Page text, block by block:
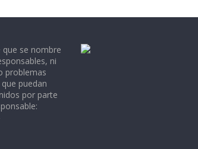
se nombre
ni
problemas
puedan
por parte